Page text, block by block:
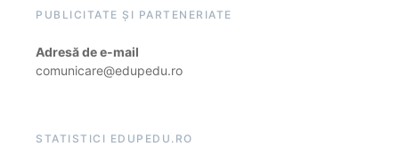
PUBLICITATE ȘI PARTENERIATE
Adresă de e-mail
comunicare@edupedu.ro
STATISTICI EDUPEDU.RO